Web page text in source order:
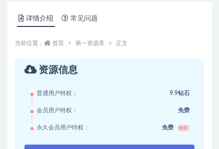
详情介绍 常见问题
当前位置： 首页 第一资源库 正文
资源信息
普通用户特权： 9.9钻石
会员用户特权： 免费
永久会员用户特权： 免费 推荐